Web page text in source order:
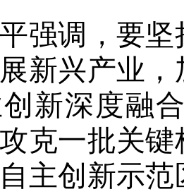
调，要坚
新兴产业
新深度融
克一批关
主创新示